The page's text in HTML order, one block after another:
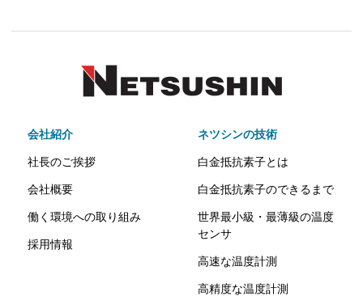
会社紹介
社長のご挨拶
会社概要
働く環境への取り組み
採用情報
ネツシンの技術
白金抵抗素子とは
白金抵抗素子のできるまで
世界最小級・最薄級の温度
センサ
高速な温度計測
高精度な温度計測